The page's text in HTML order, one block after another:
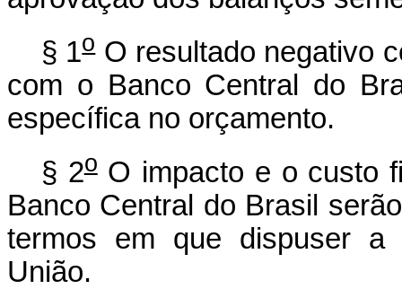
§ 1oO resultado negativo
com o Banco Central do
específica no orçamento.
§ 2oO impacto e o custo
Banco Central do Brasil
termos em que dispuser a
União.